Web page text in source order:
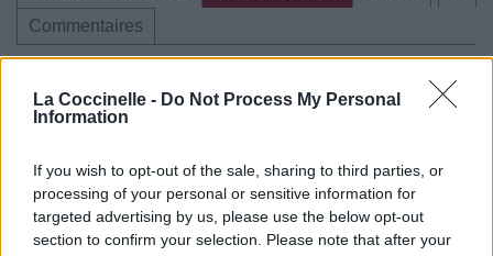
La Coccinelle - Do Not Process My Personal
Information
If you wish to opt-out of the sale, sharing to third parties, or
processing of your personal or sensitive information for
targeted advertising by us, please use the below opt-out
section to confirm your selection. Please note that after your
Commentaires
Vous aimez chanter, apprenez la guitare chez
Télécharger légalement les MP3 sur
Télécharger légalement les MP3 ou trouver le CD sur